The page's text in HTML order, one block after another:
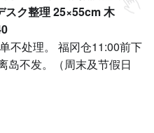
スク整理 25×55cm 木
不处理。 福冈仓11:00前下
岛不发。（周末及节假日